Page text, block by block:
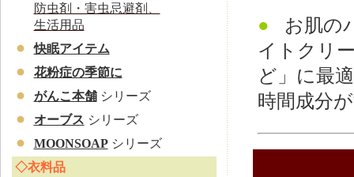
防虫剤・害虫忌避剤、
生活用品
快眠アイテム
花粉症の季節に
がんこ本舗 シリーズ
オーブス シリーズ
MOONSOAP シリーズ
◇衣料品
●
お肌の
イトクリ
ど」に最
時間成分